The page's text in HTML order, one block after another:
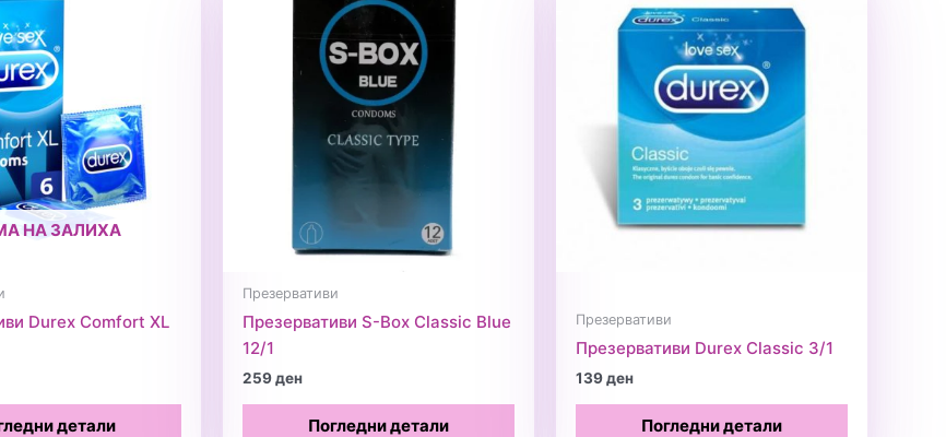
НА ЗАЛИХА
Durex Comfort XL
детали
Презервативи
Презервативи S-Box Classic Blue
12/1
259ден
Погледни детали
Презервативи
Презервативи Durex Classic 3/1
139ден
Погледни детали